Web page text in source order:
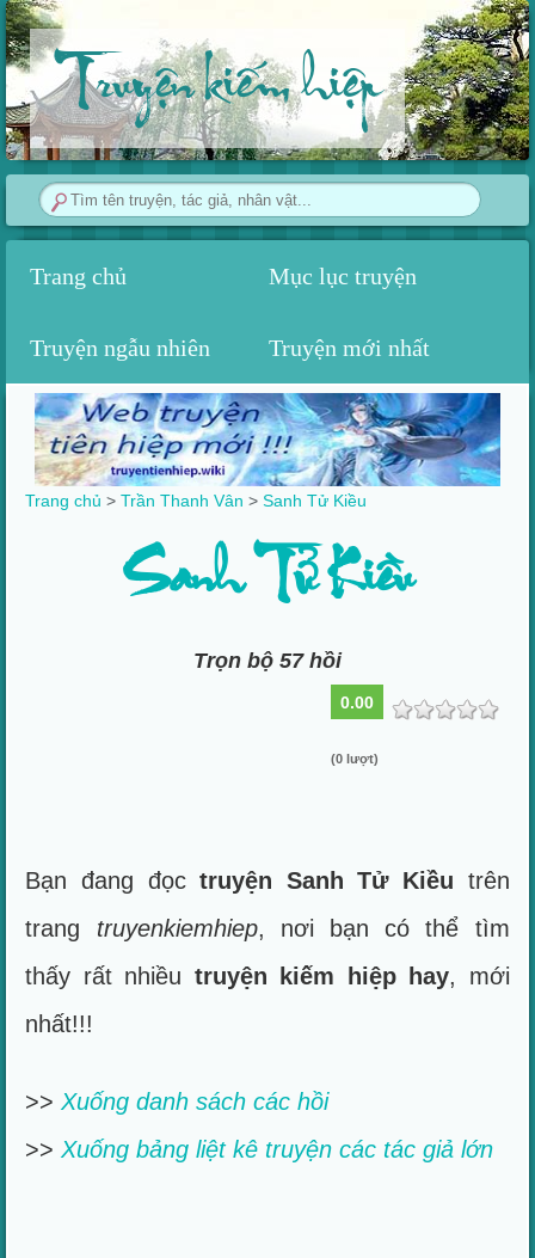
Truyện kiếm hiệp
Trang chủ Mục lục truyện
Truyện ngẫu nhiên Truyện mới nhất
Trang chủ >Trần Thanh Vân >Sanh Tử Kiều
Sanh Tử Kiều
Trọn bộ 57 hồi
0.00
(0 lượt)
Bạn đang đọctruyện Sanh Tử Kiều trên
trang truyenkiemhiep, nơi bạn có thể tìm
thấy rất nhiều truyện kiếm hiệp hay, mới
nhất!!!
>>Xuống danh sách các hồi
>>Xuống bảng liệt kê truyện các tác giả lớn